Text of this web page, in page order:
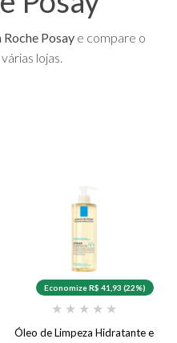
Roche Posay e compare o
lojas.
Economize R$ 41,93 (22%)
★ ★ ★ ★ ★
Óleo de Limpeza Hidratante e